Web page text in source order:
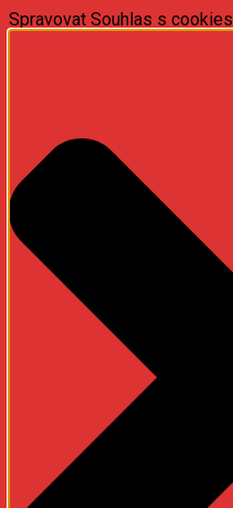
Spravovat Souhlas s cookies